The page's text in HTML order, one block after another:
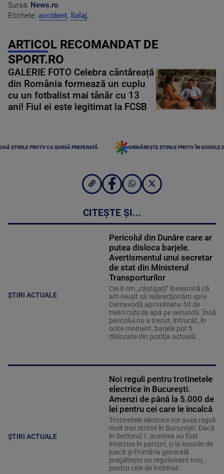
Sursa: News.ro
Etichete: accident, Salaj,
ARTICOL RECOMANDAT DE
SPORT.RO
GALERIE FOTO Celebra cântăreață
din România formează un cuplu
cu un fotbalist mai tânăr cu 13
ani! Fiul ei este legitimat la FCSB
ȘTIRILE PROTV CA SURSĂ PREFERATĂ URMĂREȘTE ȘTIRILE PROTV ÎN GOOGLE
CITEȘTE ȘI...
ȘTIRI ACTUALE
Pericolul din Dunăre care ar
putea disloca barjele.
Avertismentul unui secretar
de stat din Ministerul
Transporturilor
Cei 8 cm „câştigaţi” înseamnă că
am reuşit să redirecţionăm spre
Cernavodă aproximativ 50 de
metri cubi de apă pe secundă. Însă
pericolul nu a trecut, întrucât, în
orice moment, barjele pot fi
dislocate din poziţia actuală.
ȘTIRI ACTUALE
Noi reguli pentru trotinetele
electrice în București.
Amenzi de până la 5.000 de
lei pentru cei care le încalcă
Trotinetele electrice vor avea reguli
mult mai stricte în București. Dacă
în Sectorul 1, acestea au fost
interzise în parcuri, și la locurile de
joacă și Primăria generală
pregătește un regulament nou,
pentru cele de închiriat.